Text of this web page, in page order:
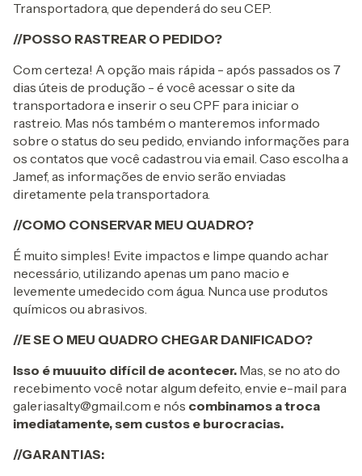
Transportadora, que dependerá do seu CEP.
//POSSO RASTREAR O PEDIDO?
Com certeza! A opção mais rápida - após passados os 7
dias úteis de produção - é você acessar o site da
transportadora e inserir o seu CPF para iniciar o
rastreio. Mas nós também o manteremos informado
sobre o status do seu pedido, enviando informações para
os contatos que você cadastrou via email. Caso escolha a
Jamef, as informações de envio serão enviadas
diretamente pela transportadora.
//COMO CONSERVAR MEU QUADRO?
É muito simples! Evite impactos e limpe quando achar
necessário, utilizando apenas um pano macio e
levemente umedecido com água. Nunca use produtos
químicos ou abrasivos.
//E SE O MEU QUADRO CHEGAR DANIFICADO?
Isso é muuuito difícil de acontecer. Mas, se no ato do
recebimento você notar algum defeito, envie e-mail para
galeriasalty@gmail.com e nós combinamos a troca
imediatamente, sem custos e burocracias.
//GARANTIAS: